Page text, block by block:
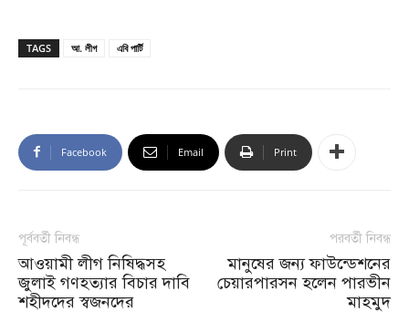
TAGS আ. লীগ এবি পার্টি
Facebook Email Print
পূর্ববর্তী নিবন্ধ
আওয়ামী লীগ নিষিদ্ধসহ
জুলাই গণহত্যার বিচার দাবি
শহীদদের স্বজনদের
পরবর্তী নিবন্ধ
মানুষের জন্য ফাউন্ডেশনের
চেয়ারপারসন হলেন পারভীন
মাহমুদ